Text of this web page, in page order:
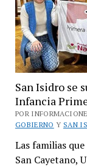
San Isidro se
Infancia
POR
GOBIERNO Y SAN
Las familias
San Cayetano,